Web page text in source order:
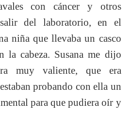
con cáncer y otros
del laboratorio, en el
niña que llevaba un casco
la cabeza. Susana me dijo
muy valiente, que era
probando con ella un
para que pudiera oír y